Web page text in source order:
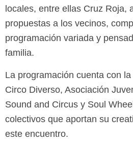
locales, entre ellas Cruz Roja,
propuestas a los vecinos,
programación variada y
familia.
La programación cuenta con
Circo Diverso, Asociación
Sound and Circus y Soul
colectivos que aportan su
este encuentro.